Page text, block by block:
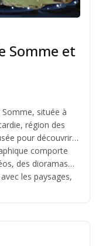
Somme et
située à
région des
pour découvrir
comporte
des dioramas…
les paysages,